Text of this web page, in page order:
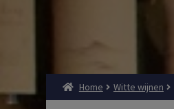
Home Witte wijnen